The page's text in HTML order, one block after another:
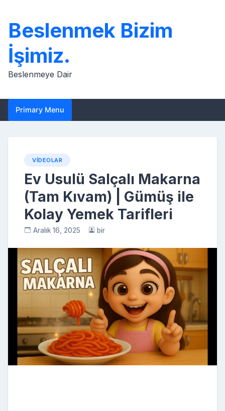
content
Beslenmek Bizim
İşimiz.
Beslenmeye Dair
Primary Menu
VIDEOLAR
Ev Usulü Salçalı Makarna
(Tam Kıvam) | Gümüş ile
Kolay Yemek Tarifleri
Aralık 16, 2025 bir